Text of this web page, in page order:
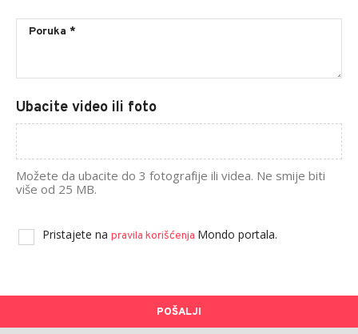
Ubacite video ili foto
Možete da ubacite do 3 fotografije ili videa. Ne smije biti
više od 25 MB.
Pristajete na pravila korišćenja Mondo portala.
POŠALJI